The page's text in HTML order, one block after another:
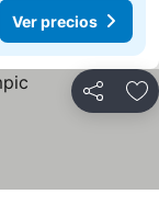
Ver precios
Compartir